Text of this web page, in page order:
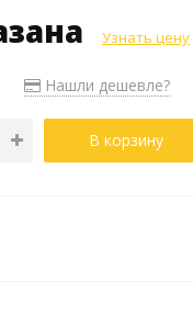
Узнать цену
Нашли дешевле?
В корзину